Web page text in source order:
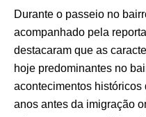
Durante o passeio no
acompanhado pela
destacaram que as
hoje predominantes no
acontecimentos históricos
anos antes da imigração